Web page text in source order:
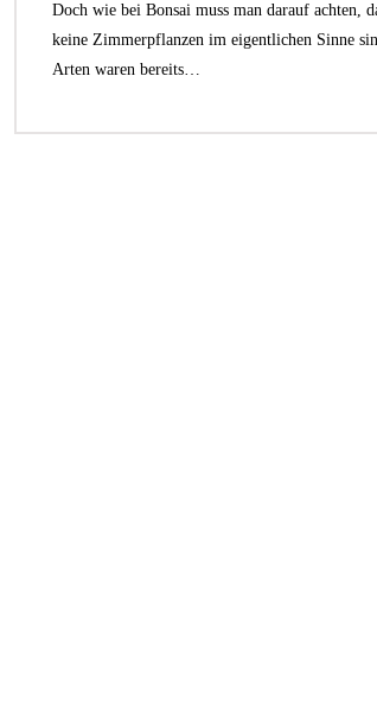
Doch wie bei Bonsai muss man darauf achten,
keine Zimmerpflanzen im eigentlichen Sinne
Arten waren bereits…